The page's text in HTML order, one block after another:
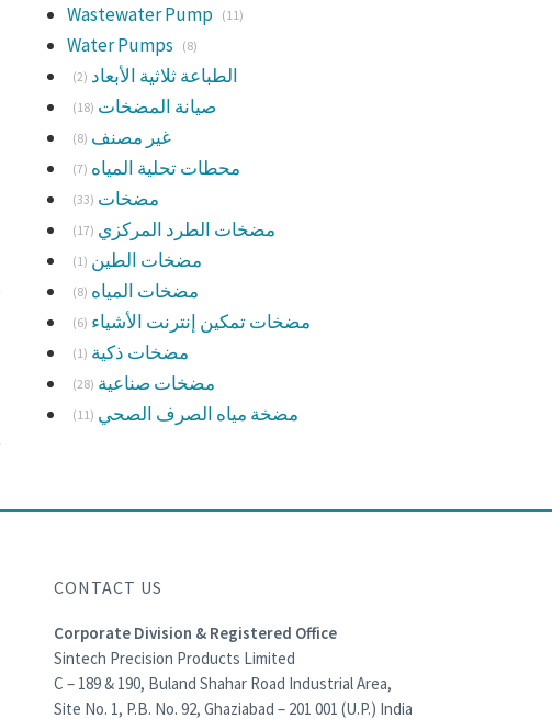
Wastewater Pump (11)
Water Pumps (8)
الطباعة ثلاثية الأبعاد (2)
صيانة المضخات (18)
غير مصنف (8)
محطات تحلية المياه (7)
مضخات (33)
مضخات الطرد المركزي (17)
مضخات الطين (1)
مضخات المياه (8)
مضخات تمكين إنترنت الأشياء (6)
مضخات ذكية (1)
مضخات صناعية (28)
مضخة مياه الصرف الصحي (11)
CONTACT US
Corporate Division & Registered Office
Sintech Precision Products Limited
C – 189 & 190, Buland Shahar Road Industrial Area,
Site No. 1, P.B. No. 92, Ghaziabad – 201 001 (U.P.) India